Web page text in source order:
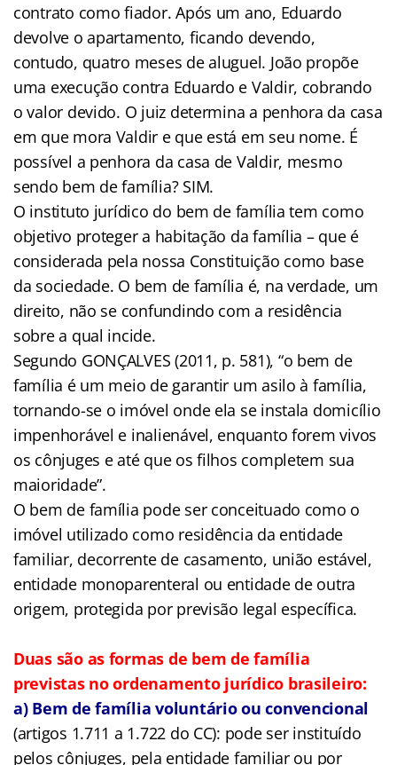
contrato como fiador. Após um ano, Eduardo
devolve o apartamento, ficando devendo,
contudo, quatro meses de aluguel. João propõe
uma execução contra Eduardo e Valdir, cobrando
o valor devido. O juiz determina a penhora da casa
em que mora Valdir e que está em seu nome. É
possível a penhora da casa de Valdir, mesmo
sendo bem de família? SIM.
O instituto jurídico do bem de família tem como
objetivo proteger a habitação da família – que é
considerada pela nossa Constituição como base
da sociedade. O bem de família é, na verdade, um
direito, não se confundindo com a residência
sobre a qual incide.
Segundo GONÇALVES (2011, p. 581), “o bem de
família é um meio de garantir um asilo à família,
tornando-se o imóvel onde ela se instala domicílio
impenhorável e inalienável, enquanto forem vivos
os cônjuges e até que os filhos completem sua
maioridade”.
O bem de família pode ser conceituado como o
imóvel utilizado como residência da entidade
familiar, decorrente de casamento, união estável,
entidade monoparenteral ou entidade de outra
origem, protegida por previsão legal específica.
Duas são as formas de bem de família
previstas no ordenamento jurídico brasileiro:
a) Bem de família voluntário ou convencional
(artigos 1.711 a 1.722 do CC): pode ser instituído
pelos cônjuges, pela entidade familiar ou por